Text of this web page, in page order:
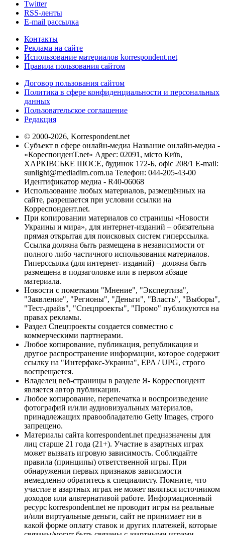
Twitter
RSS-ленты
E-mail рассылка
Контакты
Реклама на сайте
Использование материалов korrespondent.net
Правила пользования сайтом
Договор пользования сайтом
Политика в сфере конфиденциальности и персональных
данных
Пользовательское соглашение
Редакция
© 2000-2026, Korrespondent.net
Субъект в сфере онлайн-медиа Название онлайн-медиа -
«КореспонденТ.net» Адрес: 02091, місто Київ,
ХАРКІВСЬКЕ ШОСЕ, будинок 172-Б, офіс 208/1 E-mail:
sunlight@mediadim.com.ua Телефон: 044-205-43-00
Идентификатор медиа - R40-06068
Использование любых материалов, размещённых на
сайте, разрешается при условии ссылки на
Корреспондент.net.
При копировании материалов со страницы «Новости
Украины и мира», для интернет-изданий – обязательна
прямая открытая для поисковых систем гиперссылка.
Ссылка должна быть размещена в независимости от
полного либо частичного использования материалов.
Гиперссылка (для интернет- изданий) – должна быть
размещена в подзаголовке или в первом абзаце
материала.
Новости с пометками "Мнение", "Экспертиза",
"Заявление", "Регионы", "Деньги", "Власть", "Выборы",
"Тест-драйв", "Спецпроекты", "Промо" публикуются на
правах рекламы.
Раздел Спецпроекты создается совместно с
коммерческими партнерами.
Любое копирование, публикация, републикация и
другое распространение информации, которое содержит
ссылку на "Интерфакс-Украина", EPA / UPG, строго
воспрещается.
Владелец веб-страницы в разделе Я- Корреспондент
является автор публикации.
Любое копирование, перепечатка и воспроизведение
фотографий и/или аудиовизуальных материалов,
принадлежащих правообладателю Getty Images, строго
запрещено.
Материалы сайта korrespondent.net предназначены для
лиц старше 21 года (21+). Участие в азартных играх
может вызвать игровую зависимость. Соблюдайте
правила (принципы) ответственной игры. При
обнаружении первых признаков зависимости
немедленно обратитесь к специалисту. Помните, что
участие в азартных играх не может являться источником
доходов или альтернативой работе. Информационный
ресурс korrespondent.net не проводит игры на реальные
и/или виртуальные деньги, сайт не принимает ни в
какой форме оплату ставок и других платежей, которые